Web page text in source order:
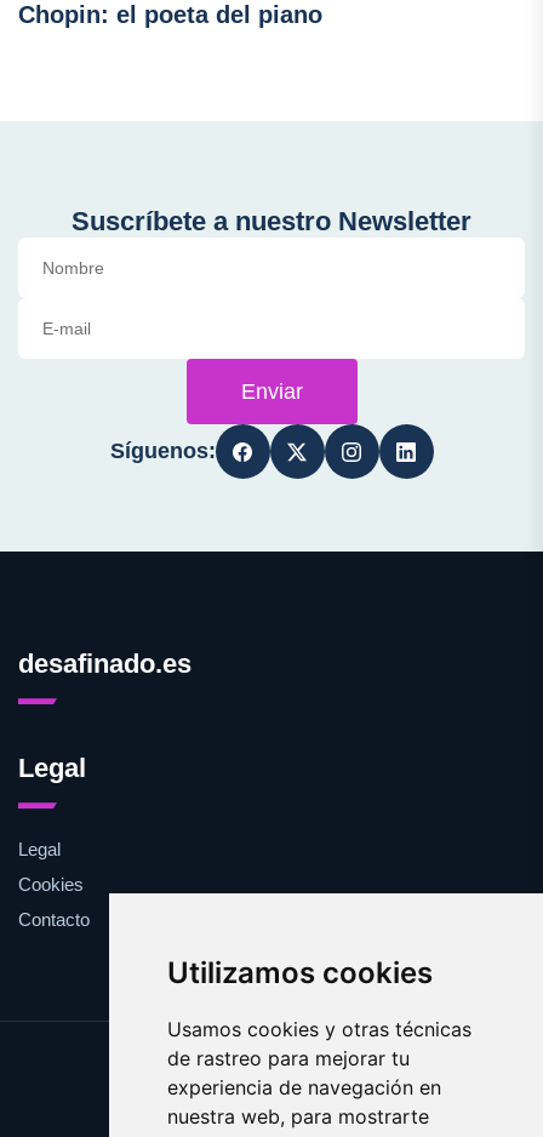
Utilizamos cookies
Usamos cookies y otras técnicas
de rastreo para mejorar tu
experiencia de navegación en
nuestra web, para mostrarte
Chopin: el poeta del piano
Suscríbete a nuestro Newsletter
Enviar
Síguenos:
desafinado.es
Legal
Legal
Cookies
Contacto
Update cookies preferences
Copyright © 2025 desafinado.es